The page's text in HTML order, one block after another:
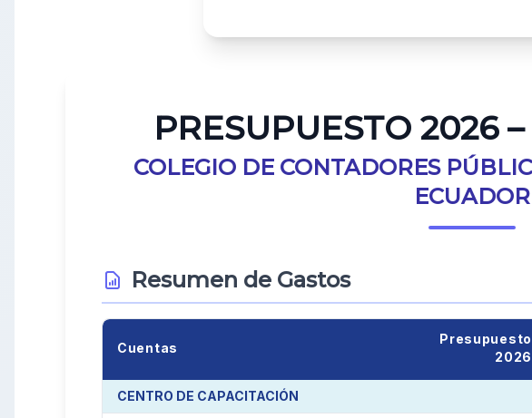
PRESUPUESTO 2026
COLEGIO DE CONTADORES
ECUADOR
Resumen de Gastos
Cuentas
Presupuesto
2026
CENTRO DE CAPACITACIÓN